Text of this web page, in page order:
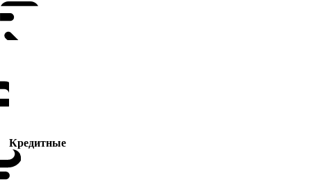
Кредитные